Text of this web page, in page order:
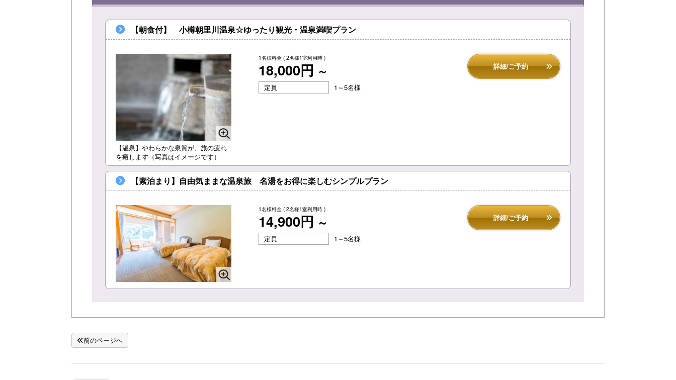
【朝食付】 小樽朝里川温泉☆ゆったり観光・温泉満喫プラン
【温泉】やわらかな泉質が、旅の疲れ
を癒します（写真はイメージです）
1名様料金 ( 2名様1室利用時 )
18,000円 ～ 詳細/ご予約
定員 1～5名様
【素泊まり】自由気ままな温泉旅 名湯をお得に楽しむシンプルプラン
1名様料金 ( 2名様1室利用時 )
14,900円 ～ 詳細/ご予約
定員 1～5名様
前のページへ